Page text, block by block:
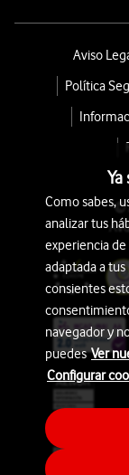
Aviso
Política
©
Como sabes,
analizar tus
experiencia
adaptada a
consientes
navegador y
puedesVer
Configurar